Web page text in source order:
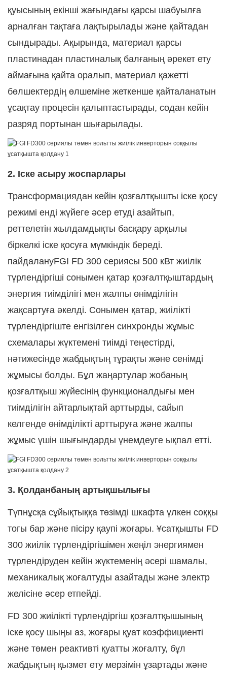
қуысының екінші жағындағы қарсы шабуылға
арналған тақтаға лақтырылады және қайтадан
сындырады. Ақырында, материал қарсы
пластинадан пластиналық балғаның әрекет ету
аймағына қайта оралып, материал қажетті
бөлшектердің өлшеміне жеткенше қайталанатын
ұсақтау процесін қалыптастырады, содан кейін
разряд портынан шығарылады.
2. Іске асыру жоспарлары
Трансформациядан кейін қозғалтқышты іске қосу
режимі енді жүйеге әсер етуді азайтып,
реттелетін жылдамдықты басқару арқылы
біркелкі іске қосуға мүмкіндік береді.
пайдалануFGI FD 300 сериясы 500 кВт жиілік
түрлендіргіші сонымен қатар қозғалтқыштардың
энергия тиімділігі мен жалпы өнімділігін
жақсартуға әкелді. Сонымен қатар, жиілікті
түрлендіргіште енгізілген синхронды жұмыс
схемалары жүктемені тиімді теңестірді,
нәтижесінде жабдықтың тұрақты және сенімді
жұмысы болды. Бұл жаңартулар жобаның
қозғалтқыш жүйесінің функционалдығы мен
тиімділігін айтарлықтай арттырды, сайып
келгенде өнімділікті арттыруға және жалпы
жұмыс үшін шығындарды үнемдеуге ықпал етті.
3. Қолданбаның артықшылығы
Түпнұсқа сұйықтыққа төзімді шкафта үлкен соққы
тогы бар және пісіру қаупі жоғары. Ұсатқышты FD
300 жиілік түрлендіргішімен жеңіл энергиямен
түрлендіруден кейін жүктеменің әсері шамалы,
механикалық жоғалтуды азайтады және электр
желісіне әсер етпейді.
FD 300 жиілікті түрлендіргіш қозғалтқышының
іске қосу шыңы аз, жоғары қуат коэффициенті
және төмен реактивті қуатты жоғалту, бұл
жабдықтың қызмет ету мерзімін ұзартады және